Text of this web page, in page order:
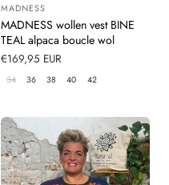
Leverancier:
MADNESS
MADNESS wollen vest BINE
TEAL alpaca boucle wol
Normale
prijs
€169,95 EUR
34 36 38 40 42